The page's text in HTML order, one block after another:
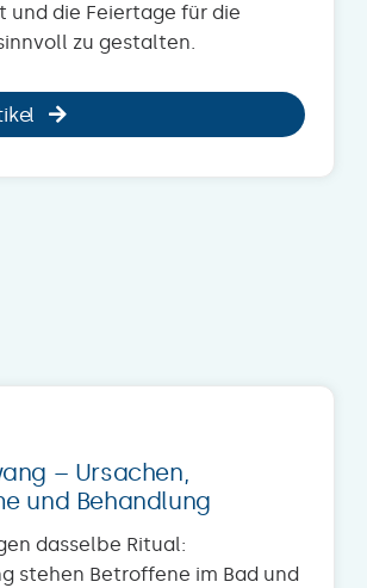
und die Feiertage für die
zu gestalten.
– Ursachen,
und Behandlung
dasselbe Ritual:
stehen Betroffene im Bad und